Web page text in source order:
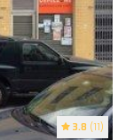
3.8 (11)